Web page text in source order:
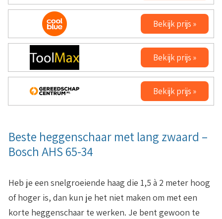
Bekijk prijs »
Bekijk prijs »
Bekijk prijs »
Beste heggenschaar met lang zwaard –
Bosch AHS 65-34
Heb je een snelgroeiende haag die 1,5 à 2 meter hoog
of hoger is, dan kun je het niet maken om met een
korte heggenschaar te werken. Je bent gewoon te